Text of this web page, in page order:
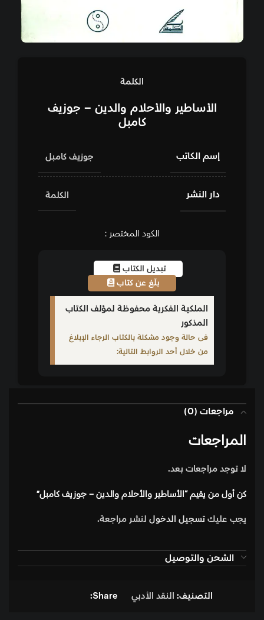
الكلمة
الأساطير والأحلام والدين – جوزيف
كامبل
إسم الكاتب جوزيف كامبل
دار النشر الكلمة
الكود المختصر :
تبديل الكتاب
بلّغ عن كتاب
الملكية الفكرية محفوظة لمؤلف الكتاب
المذكور
فى حالة وجود مشكلة بالكتاب الرجاء الإبلاغ
من خلال أحد الروابط التالية:
مراجعات (0)
المراجعات
لا توجد مراجعات بعد.
كن أول من يقيم “الأساطير والأحلام والدين – جوزيف كامبل”
يجب عليك تسجيل الدخول لنشر مراجعة.
الشحن والتوصيل
التصنيف: النقد الأدبي Share: